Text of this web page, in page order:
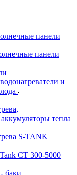
панели
панели
и
тепла
S-TANK
СТ 300-5000
баки